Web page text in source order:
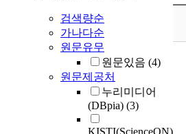
검색량순
가나다순
원문유무
원문있음 (4)
원문제공처
누리미디어
(DBpia) (3)